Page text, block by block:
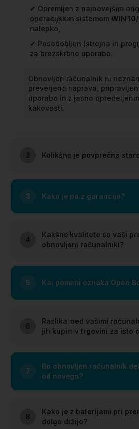
✔ Opremljen z najnovejšim
operacijskim sistemom WIN 10/
nalepko,
✔ Posodobljen (strojna in
za brezskrbno uporabo.
Obnovljen računalnik ni
preverjena naprava,
uporabo in z jasno
kakovosti.
2 Kolikšna je povprečna
3 Kako je pa z garancijo?
4
Kakšne kvalitete so vaši
obnovljeni računalniki?
5 Kaj pomeni oznaka Open
6
Razlika med vašimi
jih kupim v trgovini za isto
7
Bo obnovljen računalnik
od novega?
8
Kako je z baterijami pri
dolgo držijo?